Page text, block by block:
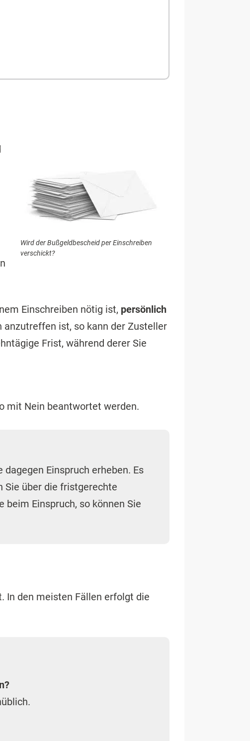
Wird der Bußgeldbescheid per Einschreiben
verschickt?
Einschreiben nötig ist, persönlich
anzutreffen ist, so kann der Zusteller
Frist, während derer Sie
mit Nein beantwortet werden.
Einspruch erheben. Es
Sie über die fristgerechte
Einspruch, so können Sie
In den meisten Fällen erfolgt die